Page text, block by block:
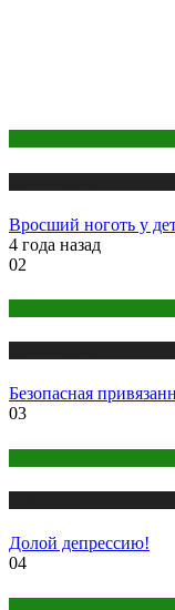
Вросший ноготь у
4 года назад
02
Безопасная
03
Долой депрессию!
04